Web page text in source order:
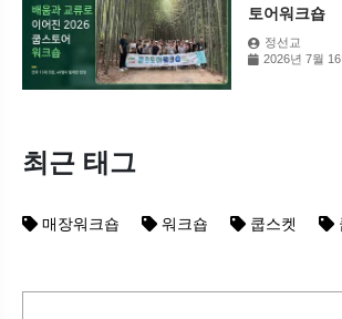
토어워크숍
정선교
2026년 7월
최근 태그
매장워크숍 워크숍 쿱스켓